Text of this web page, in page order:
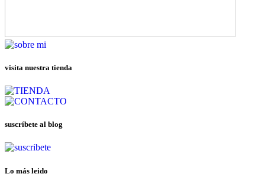
visita nuestra tienda
suscríbete al blog
Lo más leido